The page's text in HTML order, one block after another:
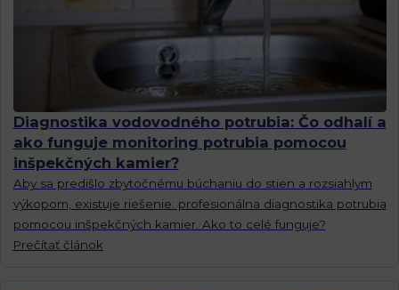
Diagnostika vodovodného potrubia: Čo odhalí a
ako funguje monitoring potrubia pomocou
inšpekčných kamier?
Aby sa predišlo zbytočnému búchaniu do stien a rozsiahlym
výkopom, existuje riešenie: profesionálna diagnostika potrubia
pomocou inšpekčných kamier. Ako to celé funguje?
Prečítať článok